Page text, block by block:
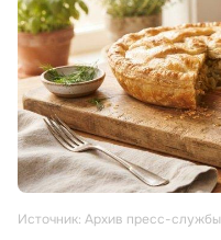
Источник: Архив пресс-службы